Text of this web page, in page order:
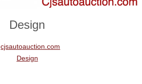
Design
cjsautoauction.com
Design